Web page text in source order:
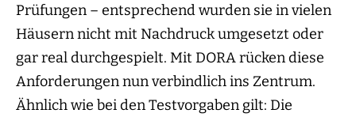
Prüfungen – entsprechend wurden sie in vielen
Häusern nicht mit Nachdruck umgesetzt oder
gar real durchgespielt. Mit DORA rücken diese
Anforderungen nun verbindlich ins Zentrum.
Ähnlich wie bei den Testvorgaben gilt: Die